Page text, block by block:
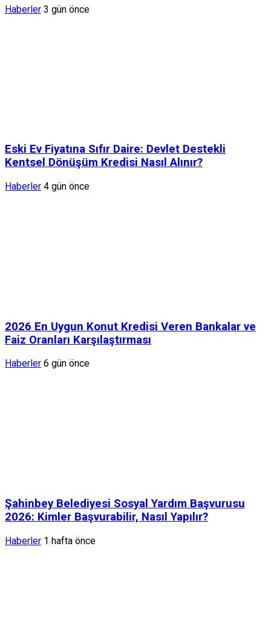
Haberler 3 gün önce
Eski Ev Fiyatına Sıfır Daire: Devlet Destekli
Kentsel Dönüşüm Kredisi Nasıl Alınır?
Haberler 4 gün önce
2026 En Uygun Konut Kredisi Veren Bankalar ve
Faiz Oranları Karşılaştırması
Haberler 6 gün önce
Şahinbey Belediyesi Sosyal Yardım Başvurusu
2026: Kimler Başvurabilir, Nasıl Yapılır?
Haberler 1 hafta önce